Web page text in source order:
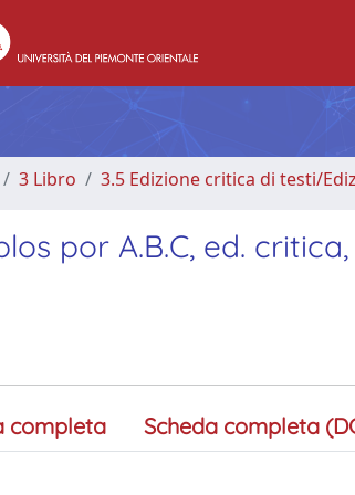
3 Libro 3.5 Edizione critica di testi/
por A.B.C, ed.
completa Scheda completa